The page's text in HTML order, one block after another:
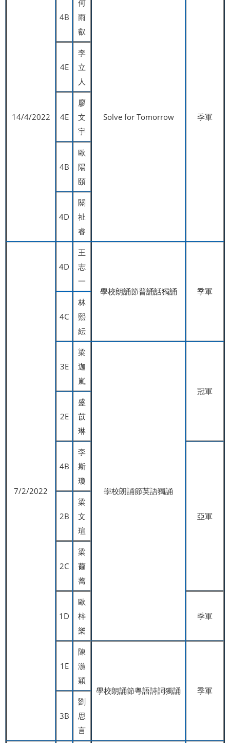
14/4/2022
4B
何
雨
叡
Solve for Tomorrow 季軍
4E
李
立
人
4E
廖
文
宇
4B
歐
陽
頤
4D
關
祉
睿
7/2/2022
4D
王
志
一
學校朗誦節普誦話獨誦
季軍
4C
林
熙
紜
3E
梁
迦
嵐
學校朗誦節英語獨誦
冠軍
2E
盛
苡
琳
4B
李
斯
瓊
亞軍
2B
梁
文
瑄
2C
梁
薾
蕎
1D
歐
梓
樂
季軍
1E
陳
湤
穎
學校朗誦節粵語詩詞獨誦
季軍
3B
劉
思
言